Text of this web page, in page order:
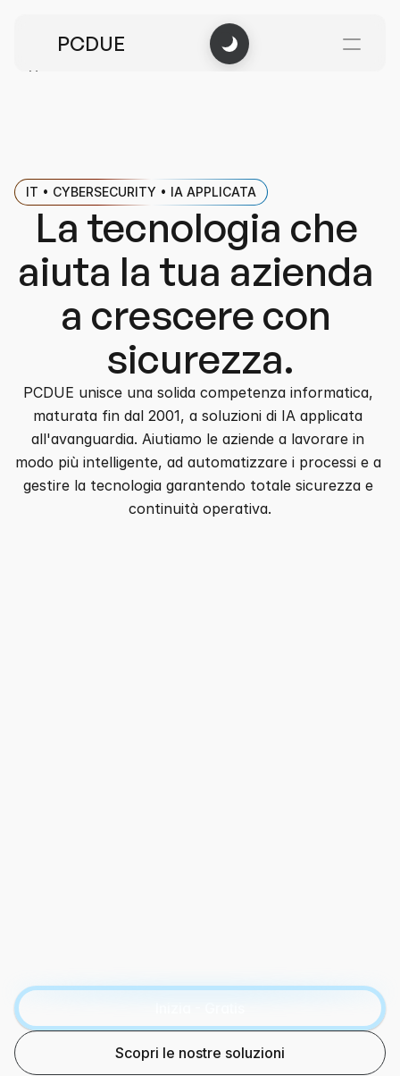
PCDUE
Home
Italiano
Contattaci
IT • CYBERSECURITY • IA APPLICATA
La tecnologia che
aiuta la tua azienda
a crescere con
sicurezza.
PCDUE unisce una solida competenza informatica,
maturata fin dal 2001, a soluzioni di IA applicata
all'avanguardia. Aiutiamo le aziende a lavorare in
modo più intelligente, ad automatizzare i processi e a
gestire la tecnologia garantendo totale sicurezza e
continuità operativa.
Scopri le nostre soluzioni